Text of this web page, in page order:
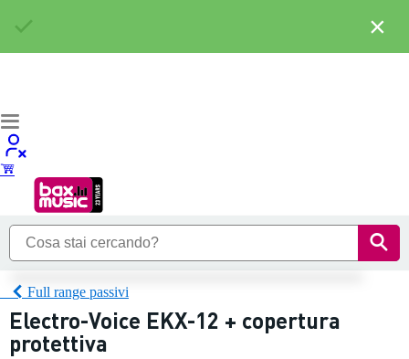
Full range passivi
Electro-Voice EKX-12 + copertura
protettiva
×